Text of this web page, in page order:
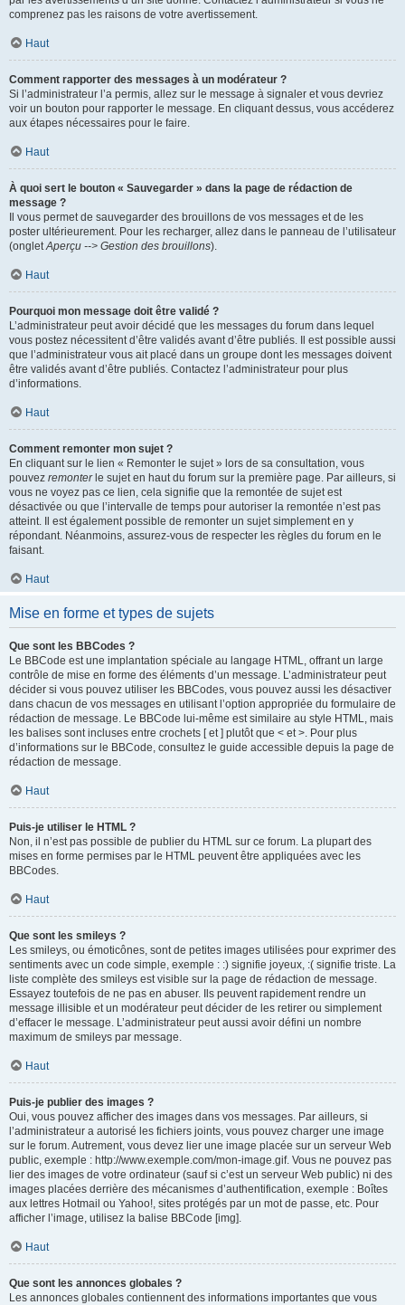
comprenez pas les raisons de votre avertissement.
Haut
Comment rapporter des messages à un modérateur ?
Si l’administrateur l’a permis, allez sur le message à signaler et vous devriez
voir un bouton pour rapporter le message. En cliquant dessus, vous accéderez
aux étapes nécessaires pour le faire.
Haut
À quoi sert le bouton « Sauvegarder » dans la page de rédaction de
message ?
Il vous permet de sauvegarder des brouillons de vos messages et de les
poster ultérieurement. Pour les recharger, allez dans le panneau de l’utilisateur
(ongletAperçu --> Gestion des brouillons).
Haut
Pourquoi mon message doit être validé ?
L’administrateur peut avoir décidé que les messages du forum dans lequel
vous postez nécessitent d’être validés avant d’être publiés. Il est possible aussi
que l’administrateur vous ait placé dans un groupe dont les messages doivent
être validés avant d’être publiés. Contactez l’administrateur pour plus
d’informations.
Haut
Comment remonter mon sujet ?
En cliquant sur le lien « Remonter le sujet » lors de sa consultation, vous
pouvez remonterle sujet en haut du forum sur la première page. Par ailleurs, si
vous ne voyez pas ce lien, cela signifie que la remontée de sujet est
désactivée ou que l’intervalle de temps pour autoriser la remontée n’est pas
atteint. Il est également possible de remonter un sujet simplement en y
répondant. Néanmoins, assurez-vous de respecter les règles du forum en le
faisant.
Haut
Mise en forme et types de sujets
Que sont les BBCodes ?
Le BBCode est une implantation spéciale au langage HTML, offrant un large
contrôle de mise en forme des éléments d’un message. L’administrateur peut
décider si vous pouvez utiliser les BBCodes, vous pouvez aussi les désactiver
dans chacun de vos messages en utilisant l’option appropriée du formulaire de
rédaction de message. Le BBCode lui-même est similaire au style HTML, mais
les balises sont incluses entre crochets [ et ] plutôt que < et >. Pour plus
d’informations sur le BBCode, consultez le guide accessible depuis la page de
rédaction de message.
Haut
Puis-je utiliser le HTML ?
Non, il n’est pas possible de publier du HTML sur ce forum. La plupart des
mises en forme permises par le HTML peuvent être appliquées avec les
BBCodes.
Haut
Que sont les smileys ?
Les smileys, ou émoticônes, sont de petites images utilisées pour exprimer des
sentiments avec un code simple, exemple : :) signifie joyeux, :( signifie triste. La
liste complète des smileys est visible sur la page de rédaction de message.
Essayez toutefois de ne pas en abuser. Ils peuvent rapidement rendre un
message illisible et un modérateur peut décider de les retirer ou simplement
d’effacer le message. L’administrateur peut aussi avoir défini un nombre
maximum de smileys par message.
Haut
Puis-je publier des images ?
Oui, vous pouvez afficher des images dans vos messages. Par ailleurs, si
l’administrateur a autorisé les fichiers joints, vous pouvez charger une image
sur le forum. Autrement, vous devez lier une image placée sur un serveur Web
public, exemple : http://www.exemple.com/mon-image.gif. Vous ne pouvez pas
lier des images de votre ordinateur (sauf si c’est un serveur Web public) ni des
images placées derrière des mécanismes d’authentification, exemple : Boîtes
aux lettres Hotmail ou Yahoo!, sites protégés par un mot de passe, etc. Pour
afficher l’image, utilisez la balise BBCode [img].
Haut
Que sont les annonces globales ?
Les annonces globales contiennent des informations importantes que vous